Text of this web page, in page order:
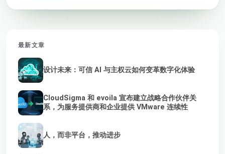
最新文章
设计未来：可信 AI 与主权云如何变革数字化体验
CloudSigma 和 evoila 宣布建立战略合作伙伴关
系，为服务提供商和企业提供 VMware 连续性
人，而非平台，推动进步